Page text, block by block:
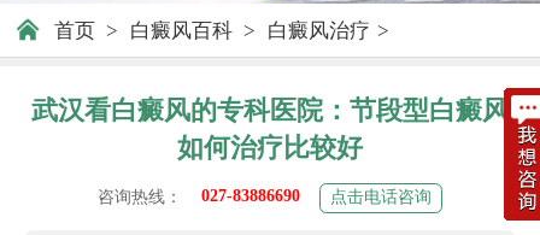
首页 > 白癜风百科 > 白癜风治疗 >
武汉看白癜风的专科医院：节段型白癜风
如何治疗比较好
咨询热线： 027-83886690 点击电话咨询